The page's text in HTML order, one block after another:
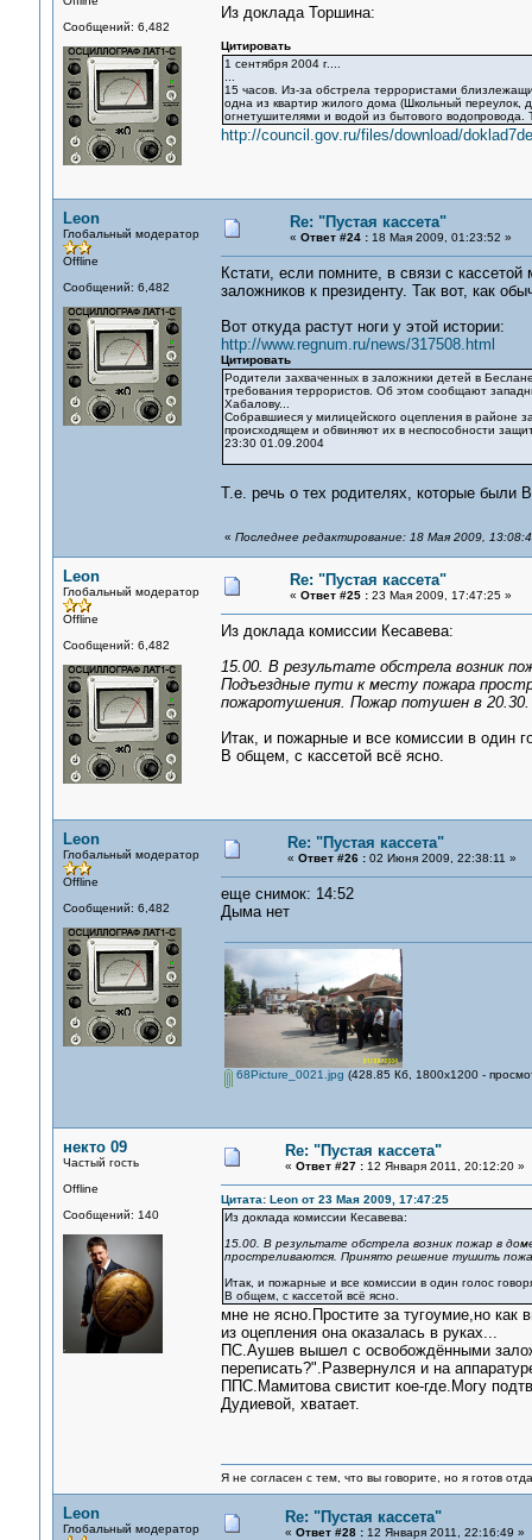
Сообщений: 6,482
Из доклада Торшина:
Цитировать
1 сентября 2004 г....
15 часов. Из-за обстрела террористами
одна из квартир жилого дома (Школьный переулок,
огнетушителями и водой из бытового
http://council.gov.ru/files/download/
Leon
Глобальный модератор
Offline
Сообщений: 6,482
Re: "Пустая кассета"
« Ответ #24 :18 Мая 2009, 01:23:52 »
Кстати, если помните, в связи с
заложников к президенту. Так вот, как
Вот откуда растут ноги у этой истории:
http://www.regnum.ru/news/317508.html
Цитировать
Родители захваченных в заложники детей в
требования террористов. Об этом сообщают
Хабалову...
Собравшиеся у милицейского оцепления в районе
происходящем и обвиняют их в неспособности
23:30 01.09.2004
Т.е. речь о тех родителях, которые
« Последнее редактирование: 18 Мая 2009,
Leon
Глобальный модератор
Offline
Сообщений: 6,482
Re: "Пустая кассета"
« Ответ #25 :23 Мая 2009, 17:47:25 »
Из доклада комиссии Кесавева:
15.00. В результате обстрела возник
Подъездные пути к месту пожара
пожаротушения. Пожар потушен в 20.30.
Итак, и пожарные и все комиссии в один
В общем, с кассетой всё ясно.
Leon
Глобальный модератор
Offline
Сообщений: 6,482
Re: "Пустая кассета"
« Ответ #26 :02 Июня 2009, 22:38:11 »
еще снимок: 14:52
Дыма нет
68Picture_0021.jpg (428.85 Кб, 1800x1200 -
некто 09
Частый гость
Offline
Сообщений: 140
Re: "Пустая кассета"
« Ответ #27 :12 Января 2011, 20:12:20 »
Цитата: Leon от 23 Мая 2009, 17:47:25
Из доклада комиссии Кесавева:
15.00. В результате обстрела возник пожар в
простреливаются. Принято решение тушить
Итак, и пожарные и все комиссии в один голос
В общем, с кассетой всё ясно.
мне не ясно.Простите за тугоумие,но
из оцепления она оказалась в руках...
ПС.Аушев вышел с освобождёнными
переписать?".Развернулся и на
ППС.Мамитова свистит кое-где.Могу
Дудиевой, хватает.
Я не согласен с тем, что вы говорите, но я готов
Leon
Глобальный модератор
Re: "Пустая кассета"
« Ответ #28 :12 Января 2011, 22:16:49 »